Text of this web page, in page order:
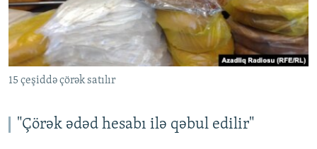
15 çeşiddə çörək satılır
"Çörək ədəd hesabı ilə qəbul edilir"